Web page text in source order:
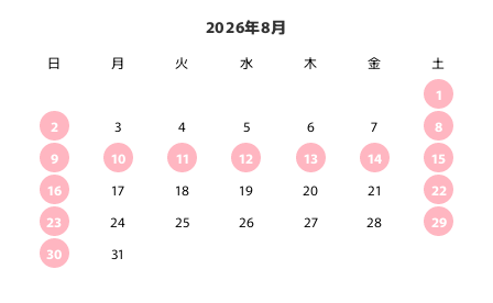
2026年8月
日 月 火 水 木 金
土
1
2
3 4 5 6 7
8
9
10 11 12 13 14
15
16
17 18 19 20 21
22
23
24 25 26 27 28
29
30
31